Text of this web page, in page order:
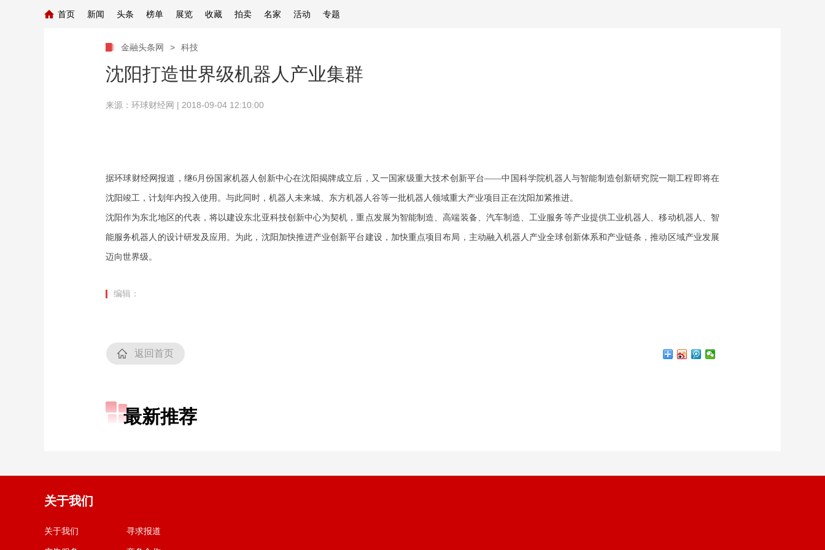
首页 新闻 头条 榜单 展览 收藏 拍卖 名家 活动 专题
金融头条网 > 科技
沈阳打造世界级机器人产业集群
来源： 环球财经网 | 2018-09-04 12:10:00
据环球财经网报道，继6月份国家机器人创新中心在沈阳揭牌成立后，又一国家级重大技术创新平台——中国科学院机器人与智能制造创新研究院一期工程即将在
沈阳竣工，计划年内投入使用。与此同时，机器人未来城、东方机器人谷等一批机器人领域重大产业项目正在沈阳加紧推进。
沈阳作为东北地区的代表，将以建设东北亚科技创新中心为契机，重点发展为智能制造、高端装备、汽车制造、工业服务等产业提供工业机器人、移动机器人、智
能服务机器人的设计研发及应用。为此，沈阳加快推进产业创新平台建设，加快重点项目布局，主动融入机器人产业全球创新体系和产业链条，推动区域产业发展
迈向世界级。
编辑：
返回首页
最新推荐
关于我们
关于我们 寻求报道